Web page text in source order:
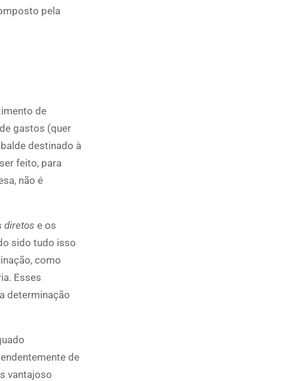
pela
de
gastos (quer
destinado à
feito, para
não é
diretos e os
sido tudo isso
como
Esses
determinação
de
vantajoso